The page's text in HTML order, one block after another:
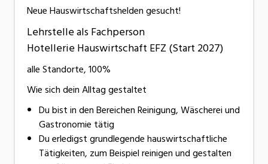
Neue Hauswirtschaftshelden gesucht!
Lehrstelle als Fachperson
Hotellerie Hauswirtschaft EFZ (Start 2027)
alle Standorte, 100%
Wie sich dein Alltag gestaltet
Du bist in den Bereichen Reinigung, Wäscherei und
Gastronomie tätig
Du erledigst grundlegende hauswirtschaftliche
Tätigkeiten, zum Beispiel reinigen und gestalten